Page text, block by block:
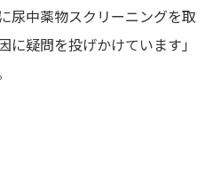
尿中薬物スクリーニングを取
に疑問を投げかけています」